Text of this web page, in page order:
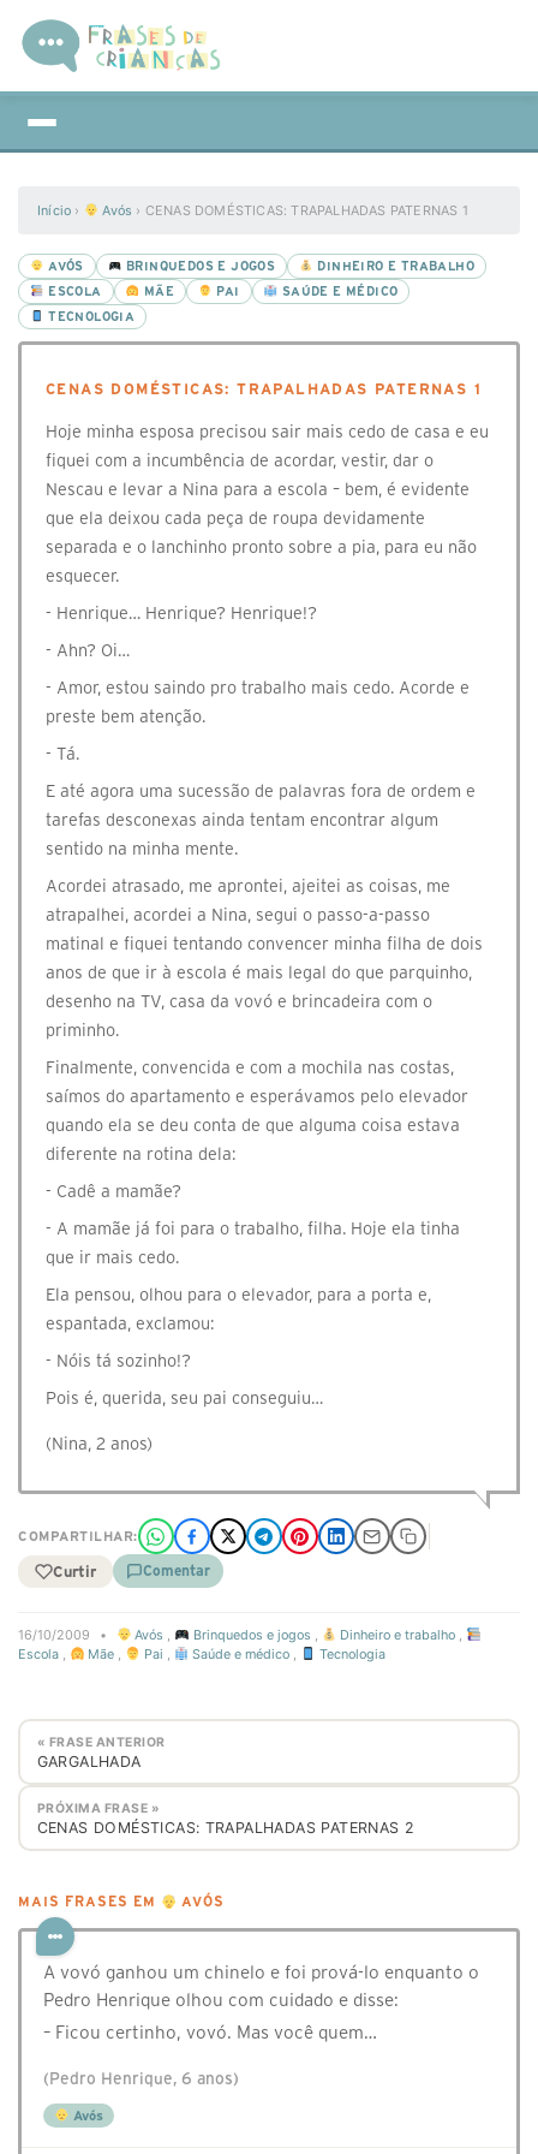
Início › Avós › CENAS DOMÉSTICAS: TRAPALHADAS PATERNAS 1
AVÓS BRINQUEDOS E JOGOS
DINHEIRO E TRABALHO
ESCOLA
MÃE PAI
SAÚDE E MÉDICO
TECNOLOGIA
CENAS DOMÉSTICAS: TRAPALHADAS PATERNAS 1
Hoje minha esposa precisou sair mais cedo de casa e eu
fiquei com a incumbência de acordar, vestir, dar o
Nescau e levar a Nina para a escola – bem, é evidente
que ela deixou cada peça de roupa devidamente
separada e o lanchinho pronto sobre a pia, para eu não
esquecer.
- Henrique… Henrique? Henrique!?
- Ahn? Oi…
- Amor, estou saindo pro trabalho mais cedo. Acorde e
preste bem atenção.
- Tá.
E até agora uma sucessão de palavras fora de ordem e
tarefas desconexas ainda tentam encontrar algum
sentido na minha mente.
Acordei atrasado, me aprontei, ajeitei as coisas, me
atrapalhei, acordei a Nina, segui o passo-a-passo
matinal e fiquei tentando convencer minha filha de dois
anos de que ir à escola é mais legal do que parquinho,
desenho na TV, casa da vovó e brincadeira com o
priminho.
Finalmente, convencida e com a mochila nas costas,
saímos do apartamento e esperávamos pelo elevador
quando ela se deu conta de que alguma coisa estava
diferente na rotina dela:
- Cadê a mamãe?
- A mamãe já foi para o trabalho, filha. Hoje ela tinha
que ir mais cedo.
Ela pensou, olhou para o elevador, para a porta e,
espantada, exclamou:
- Nóis tá sozinho!?
Pois é, querida, seu pai conseguiu…
(Nina, 2 anos)
COMPARTILHAR:
Curtir Comentar
16/10/2009 • Avós , Brinquedos e jogos , Dinheiro e trabalho ,
Escola , Mãe , Pai , Saúde e médico , Tecnologia
« FRASE ANTERIOR
GARGALHADA
PRÓXIMA FRASE »
CENAS DOMÉSTICAS: TRAPALHADAS PATERNAS 2
MAIS FRASES EM AVÓS
A vovó ganhou um chinelo e foi prová-lo enquanto o
Pedro Henrique olhou com cuidado e disse:
– Ficou certinho, vovó. Mas você quem…
(Pedro Henrique, 6 anos)
Avós